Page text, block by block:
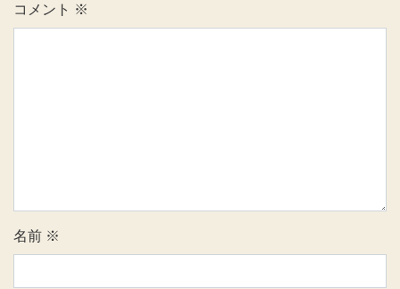
コメント ※
名前 ※